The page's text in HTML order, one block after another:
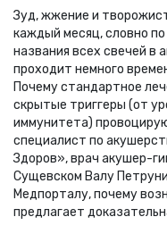
Зуд, жжение и
каждый месяц, словно
названия всех свечей в
проходит немного
Почему стандартное
скрытые триггеры (от
иммунитета)
специалист по
Здоров», врач акушер-
Сущевском Валу
Медпорталу, почему
предлагает